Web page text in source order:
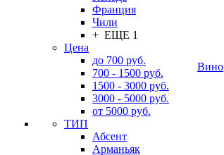
Франция
Чили
+ ЕЩЕ 1
Цена
до 700 руб.
700 - 1500 руб.
1500 - 3000 руб.
3000 - 5000 руб.
от 5000 руб.
ТИП
Абсент
Арманьяк
Вино